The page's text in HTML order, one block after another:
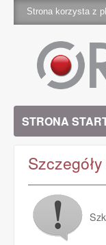
Strona korzysta z
STRONA